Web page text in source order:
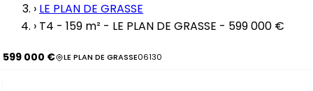
› LE PLAN DE GRASSE
› T4 - 159 m² - LE PLAN DE GRASSE - 599 000 €
599 000 € LE PLAN DE GRASSE06130